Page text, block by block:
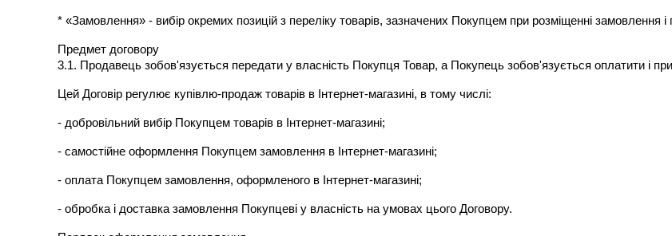
* «Замовлення» - вибір окремих позицій з переліку товарів, зазначених Покупцем при розміщенні замовлення і
Предмет договору
3.1. Продавець зобов'язується передати у власність Покупця Товар, а Покупець зобов'язується оплатити і
Цей Договір регулює купівлю-продаж товарів в Інтернет-магазині, в тому числі:
- добровільний вибір Покупцем товарів в Інтернет-магазині;
- самостійне оформлення Покупцем замовлення в Інтернет-магазині;
- оплата Покупцем замовлення, оформленого в Інтернет-магазині;
- обробка і доставка замовлення Покупцеві у власність на умовах цього Договору.